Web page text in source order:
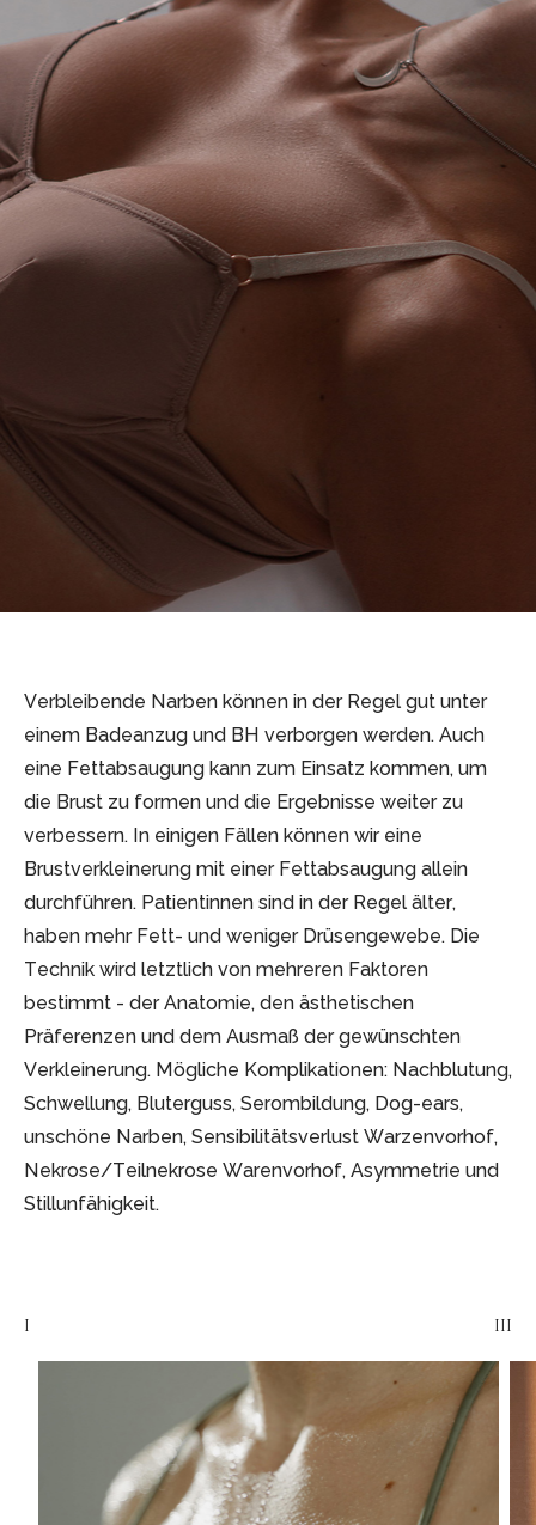
Verbleibende Narben können in der Regel gut unter
einem Badeanzug und BH verborgen werden. Auch
eine Fettabsaugung kann zum Einsatz kommen, um
die Brust zu formen und die Ergebnisse weiter zu
verbessern. In einigen Fällen können wir eine
Brustverkleinerung mit einer Fettabsaugung allein
durchführen. Patientinnen sind in der Regel älter,
haben mehr Fett- und weniger Drüsengewebe. Die
Technik wird letztlich von mehreren Faktoren
bestimmt - der Anatomie, den ästhetischen
Präferenzen und dem Ausmaß der gewünschten
Verkleinerung. Mögliche Komplikationen: Nachblutung,
Schwellung, Bluterguss, Serombildung, Dog-ears,
unschöne Narben, Sensibilitätsverlust Warzenvorhof,
Nekrose/Teilnekrose Warenvorhof, Asymmetrie und
Stillunfähigkeit.
I
III
III